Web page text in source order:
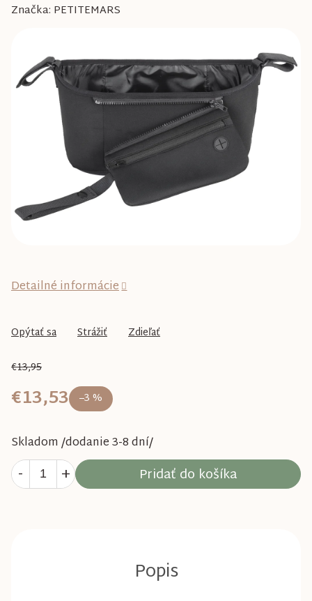
produktu
5
hviezdičiek.
Značka: PETITEMARS
€13,95
–3 %
€13,53
Skladom /dodanie 3-8 dní/
Pridať do košíka
Detailné informácie
Opýtať sa Strážiť Zdieľať